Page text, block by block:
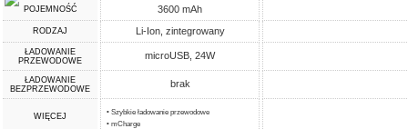
POJEMNOŚĆ 3600 mAh
RODZAJ Li-Ion, zintegrowany
ŁADOWANIE
PRZEWODOWE
microUSB, 24W
ŁADOWANIE
BEZPRZEWODOWE
brak
WIĘCEJ
• Szybkie ładowanie przewodowe
• mCharge